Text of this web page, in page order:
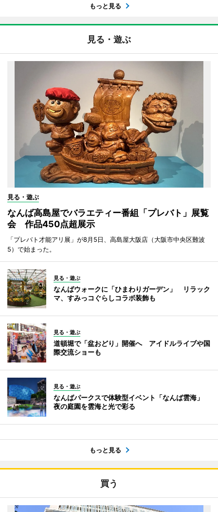
もっと見る
見る・遊ぶ
見る・遊ぶ
なんば高島屋でバラエティー番組「プレバト」展覧
会 作品450点超展示
「プレバト才能アリ展」が8月5日、高島屋大阪店（大阪市中央区難波
5）で始まった。
見る・遊ぶ
なんばウォークに「ひまわりガーデン」 リラック
マ、すみっコぐらしコラボ装飾も
見る・遊ぶ
道頓堀で「盆おどり」開催へ アイドルライブや国
際交流ショーも
見る・遊ぶ
なんばパークスで体験型イベント「なんば雲海」
夜の庭園を雲海と光で彩る
もっと見る
買う